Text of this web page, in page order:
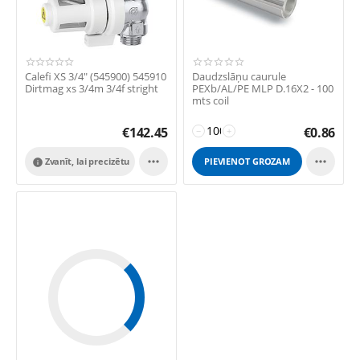
Calefi XS 3/4" (545900) 545910
Dirtmag xs 3/4m 3/4f stright
€142.45
Zvanīt, lai precizētu
 
Daudzslāņu caurule
PEXb/AL/PE MLP D.16X2 - 100
mts coil
+
− €0.86
PIEVIENOT GROZAM 